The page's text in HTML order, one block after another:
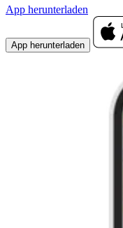
App herunterladen
App herunterladen